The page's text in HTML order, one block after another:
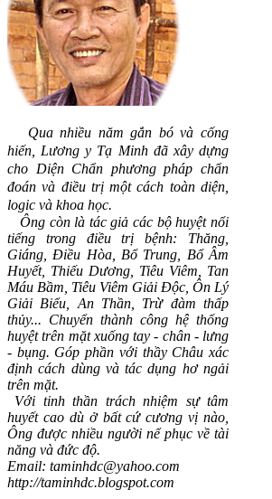
Qua nhiều năm gắn bó và cống
hiến, Lương y Tạ Minh đã xây dựng
cho Diện Chẩn phương pháp chẩn
đoán và điều trị một cách toàn diện,
logic và khoa học.
Ông còn là tác giả các bộ huyệt nổi
tiếng trong điều trị bệnh: Thăng,
Giáng, Điều Hòa, Bổ Trung, Bổ Âm
Huyết, Thiếu Dương, Tiêu Viêm, Tan
Máu Bầm, Tiêu Viêm Giải Độc, Ôn Lý
Giải Biểu, An Thần, Trừ đàm thấp
thủy... Chuyển thành công hệ thống
huyệt trên mặt xuống tay - chân - lưng
- bụng. Góp phần với thầy Châu xác
định cách dùng và tác dụng hơ ngải
trên mặt.
Với tinh thần trách nhiệm sự tâm
huyết cao dù ở bất cứ cương vị nào,
Ông được nhiều người nể phục về tài
năng và đức độ.
Email: taminhdc@yahoo.com
http://taminhdc.blogspot.com